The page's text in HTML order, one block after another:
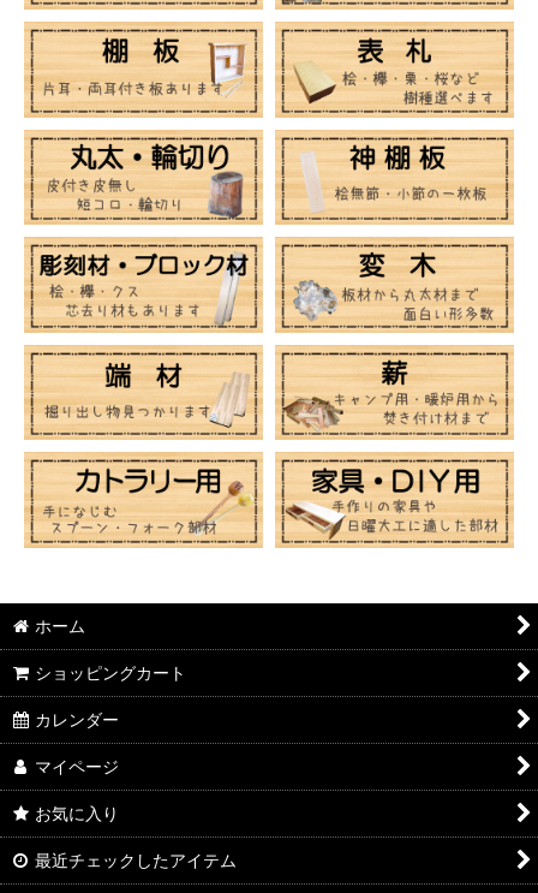
ホーム
ショッピングカート
カレンダー
マイページ
お気に入り
最近チェックしたアイテム